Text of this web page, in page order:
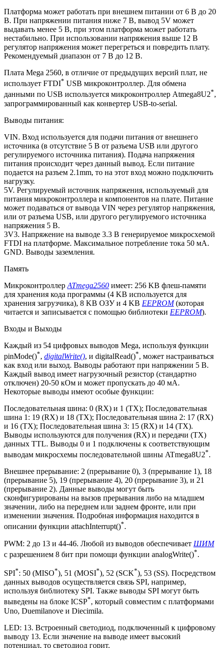
Платформа может работать при внешнем питании от 6 В до 20
В. При напряжении питания ниже 7 В, вывод 5V может
выдавать менее 5 В, при этом платформа может работать
нестабильно. При использовании напряжения выше 12 В
регулятор напряжения может перегреться и повредить плату.
Рекомендуемый диапазон от 7 В до 12 В.
Плата Mega 2560, в отличие от предыдущих версий плат, не
использует FTDI* USB микроконтроллер. Для обмена
данными по USB используется микроконтроллер Atmega8U2*,
запрограммированный как конвертер USB-to-serial.
Выводы питания:
VIN. Вход используется для подачи питания от внешнего
источника (в отсутствие 5 В от разъема USB или другого
регулируемого источника питания). Подача напряжения
питания происходит через данный вывод. Если питание
подается на разъем 2.1mm, то на этот вход можно подключить
нагрузку.
5V. Регулируемый источник напряжения, используемый для
питания микроконтроллера и компонентов на плате. Питание
может подаваться от вывода VIN через регулятор напряжения,
или от разъема USB, или другого регулируемого источника
напряжения 5 В.
3V3. Напряжение на выводе 3.3 В генерируемое микросхемой
FTDI на платформе. Максимальное потребление тока 50 мА.
GND. Выводы заземления.
Память
Микроконтроллер ATmega2560 имеет: 256 KB флеш-памяти
для хранения кода программы (4 KB используется для
хранения загрузчика), 8 KB ОЗУ и 4 KB EEPROM(которая
читается и записывается с помощью библиотеки EEPROM).
Входы и Выходы
Каждый из 54 цифровых выводов Mega, используя функции
pinMode()*, digitalWrite(), и digitalRead()*, может настраиваться
как вход или выход. Выводы работают при напряжении 5 В.
Каждый вывод имеет нагрузочный резистор (стандартно
отключен) 20-50 кОм и может пропускать до 40 мА.
Некоторые выводы имеют особые функции:
Последовательная шина: 0 (RX) и 1 (TX); Последовательная
шина 1: 19 (RX) и 18 (TX); Последовательная шина 2: 17 (RX)
и 16 (TX); Последовательная шина 3: 15 (RX) и 14 (TX).
Выводы используются для получения (RX) и передачи (TX)
данных TTL. Выводы 0 и 1 подключены к соответствующим
выводам микросхемы последовательной шины ATmega8U2*.
Внешнее прерывание: 2 (прерывание 0), 3 (прерывание 1), 18
(прерывание 5), 19 (прерывание 4), 20 (прерывание 3), и 21
(прерывание 2). Данные выводы могут быть
сконфигурированы на вызов прерывания либо на младшем
значении, либо на переднем или заднем фронте, или при
изменении значения. Подробная информация находится в
описании функции attachInterrupt()*.
PWM: 2 до 13 и 44-46. Любой из выводов обеспечивает ШИМ
с разрешением 8 бит при помощи функции analogWrite()*.
SPI*: 50 (MISO*), 51 (MOSI*), 52 (SCK*), 53 (SS). Посредством
данных выводов осуществляется связь SPI, например,
используя библиотеку SPI. Также выводы SPI могут быть
выведены на блоке ICSP*, который совместим с платформами
Uno, Duemilanove и Diecimila.
LED: 13. Встроенный светодиод, подключенный к цифровому
выводу 13. Если значение на выводе имеет высокий
потенциал, то светодиод горит.